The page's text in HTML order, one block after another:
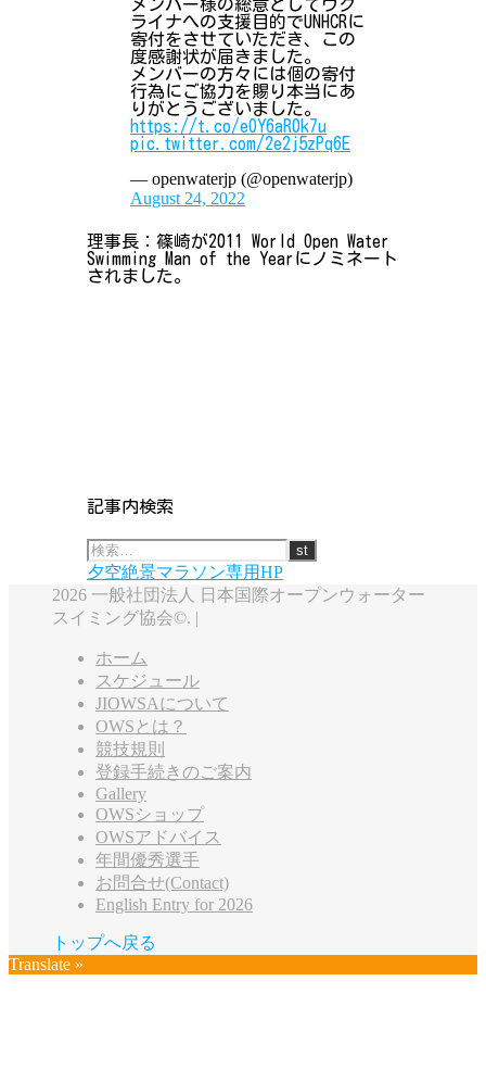
メンバー様の総意としてウク
ライナへの支援目的でUNHCRに
寄付をさせていただき、この
度感謝状が届きました。
メンバーの方々には個の寄付
行為にご協力を賜り本当にあ
りがとうございました。
https://t.co/eOY6aR0k7u
pic.twitter.com/2e2j5zPq6E
— openwaterjp (@openwaterjp)
August 24, 2022
理事長：篠崎が2011 World Open Water
Swimming Man of the Yearにノミネート
されました。
記事内検索
夕空絶景マラソン専用HP
2026 一般社団法人 日本国際オープンウォーター
スイミング協会©. |
ホーム
スケジュール
JIOWSAについて
OWSとは？
競技規則
登録手続きのご案内
Gallery
OWSショップ
OWSアドバイス
年間優秀選手
お問合せ(Contact)
English Entry for 2026
トップへ戻る
Translate »